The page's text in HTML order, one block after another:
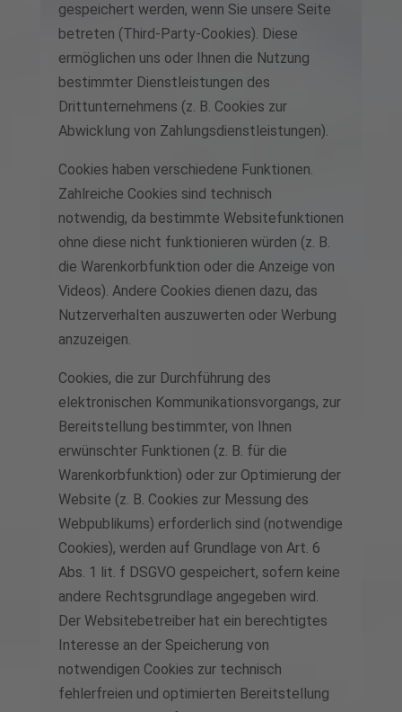
gespeichert werden, wenn Sie unsere Seite
betreten (Third-Party-Cookies). Diese
ermöglichen uns oder Ihnen die Nutzung
bestimmter Dienstleistungen des
Drittunternehmens (z. B. Cookies zur
Abwicklung von Zahlungsdienstleistungen).
Cookies haben verschiedene Funktionen.
Zahlreiche Cookies sind technisch
notwendig, da bestimmte Websitefunktionen
ohne diese nicht funktionieren würden (z. B.
die Warenkorbfunktion oder die Anzeige von
Videos). Andere Cookies dienen dazu, das
Nutzerverhalten auszuwerten oder Werbung
anzuzeigen.
Cookies, die zur Durchführung des
elektronischen Kommunikationsvorgangs, zur
Bereitstellung bestimmter, von Ihnen
erwünschter Funktionen (z. B. für die
Warenkorbfunktion) oder zur Optimierung der
Website (z. B. Cookies zur Messung des
Webpublikums) erforderlich sind (notwendige
Cookies), werden auf Grundlage von Art. 6
Abs. 1 lit. f DSGVO gespeichert, sofern keine
andere Rechtsgrundlage angegeben wird.
Der Websitebetreiber hat ein berechtigtes
Interesse an der Speicherung von
notwendigen Cookies zur technisch
fehlerfreien und optimierten Bereitstellung